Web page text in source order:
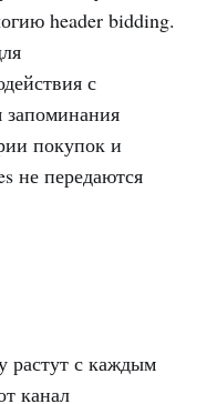
header bidding.
с
запоминания
покупок и
не передаются
растут с каждым
канал